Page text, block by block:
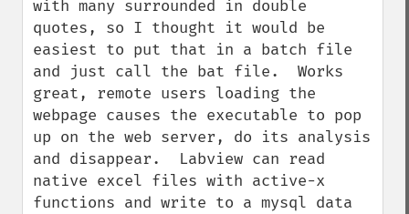
with many surrounded in double
quotes, so I thought it would be
easiest to put that in a batch file
and just call the bat file.  Works
great, remote users loading the
webpage causes the executable to pop
up on the web server, do its analysis
and disappear.  Labview can read
native excel files with active-x
functions and write to a mysql data